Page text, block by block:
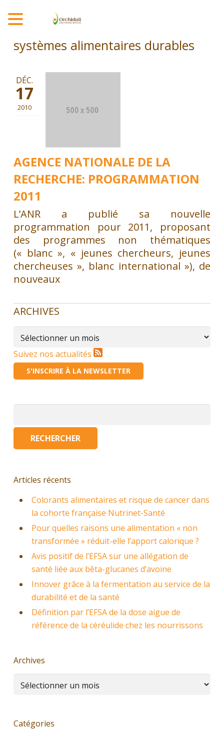
systèmes alimentaires durables
AGENCE NATIONALE DE LA
RECHERCHE: PROGRAMMATION
2011
DÉC.
17
2010
L’ANR a publié sa nouvelle
programmation pour 2011, proposant
des programmes non thématiques
(« blanc », « jeunes chercheurs, jeunes
chercheuses », blanc international »), de
nouveaux
ARCHIVES
Archives
Suivez nos actualités
S'INSCRIRE À LA NEWSLETTER
Articles récents
Colorants alimentaires et risque de cancer dans
la cohorte française Nutrinet-Santé
Pour quelles raisons une alimentation « non
transformée » réduit-elle l’apport calorique ?
Avis positif de l’EFSA sur une allégation de
santé liée aux bêta-glucanes d’avoine
Innover grâce à la fermentation au service de la
durabilité et de la santé
Définition par l’EFSA de la dose aigue de
référence de la céréulide chez les nourrissons
Archives
Archives
Catégories